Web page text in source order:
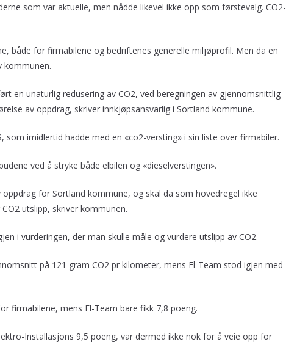
som var aktuelle, men nådde likevel ikke opp som førstevalg. CO2-
både for firmabilene og bedriftenes generelle miljøprofil. Men da en
kommunen.
en unaturlig redusering av CO2, ved beregningen av gjennomsnittlig
av oppdrag, skriver innkjøpsansvarlig i Sortland kommune.
som imidlertid hadde med en «co2-versting» i sin liste over firmabiler.
ved å stryke både elbilen og «dieselverstingen».
for Sortland kommune, og skal da som hovedregel ikke
utslipp, skriver kommunen.
i vurderingen, der man skulle måle og vurdere utslipp av CO2.
på 121 gram CO2 pr kilometer, mens El-Team stod igjen med
firmabilene, mens El-Team bare fikk 7,8 poeng.
Installasjons 9,5 poeng, var dermed ikke nok for å veie opp for